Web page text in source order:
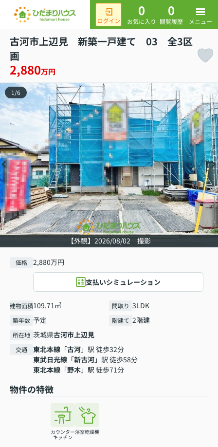
0
お気に入り
0
閲覧履歴 メニュー
古河市上辺見 新築一戸建て 03 全3区
画
2,880万円
【外観】2026/08/02 撮影
1 /6
価格 2,880万円
支払いシミュレーション
建物面積109.71㎡ 間取り 3LDK
築年数 予定 階建て 2階建
所在地 茨城県古河市上辺見
交通 東北本線 「古河」駅 徒歩32分
東武日光線 「新古河」駅 徒歩58分
東北本線 「野木」駅 徒歩71分
物件の特徴
カウンター
キッチン
浴室乾燥機